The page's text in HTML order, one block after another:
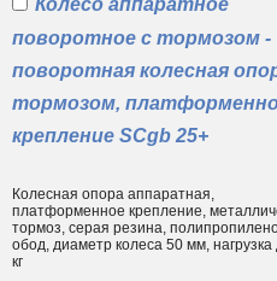
Колесо аппаратное
поворотное с тормозом -
поворотная колесная
тормозом,
крепление SCgb 25+
Колесная опора аппаратная,
платформенное крепление,
тормоз, серая резина,
обод, диаметр колеса 50 мм, нагрузка
кг